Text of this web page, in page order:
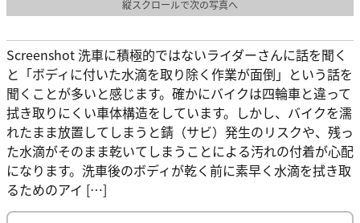
縦スクロールで次の写真へ
Screenshot 洗車に積極的ではないライダーさんに話を聞く
と「ボディに付いた水滴を取り除く作業が面倒」という話を
聞くことが多いと感じます。確かにバイクは四輪車と違って
拭き取りにくい車体構造をしています。しかし、バイクを濡
れたまま放置してしまうと錆（サビ）発生のリスクや、残っ
た水滴がそのまま乾いてしまうことによる汚れの付着が心配
になります。洗車後のボディが乾く前に素早く水滴を拭き取
るためのアイ […]